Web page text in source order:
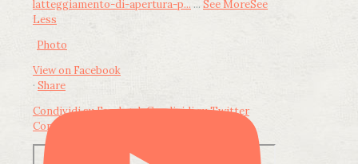
latteggiamento-di-apertura-p... ... See MoreSee
Less
Photo
View on Facebook
· Share
Condividi su FacebookCondividi su Twitter
Condividi su LinkedIn